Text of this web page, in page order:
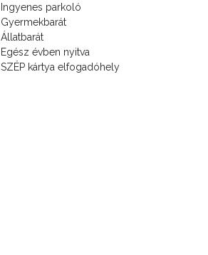
Ingyenes parkoló
Gyermekbarát
Állatbarát
Egész évben nyitva
SZÉP kártya elfogadóhely